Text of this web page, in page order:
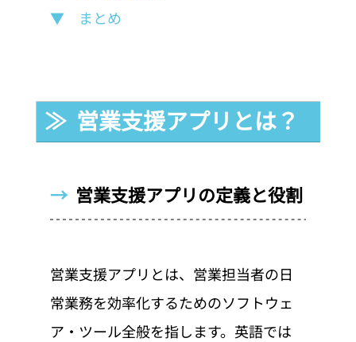
▼　まとめ
≫  営業支援アプリとは？
→ 営業支援アプリの定義と役割
営業支援アプリとは、営業担当者の日
常業務を効率化するためのソフトウェ
ア・ツール全般を指します。英語では